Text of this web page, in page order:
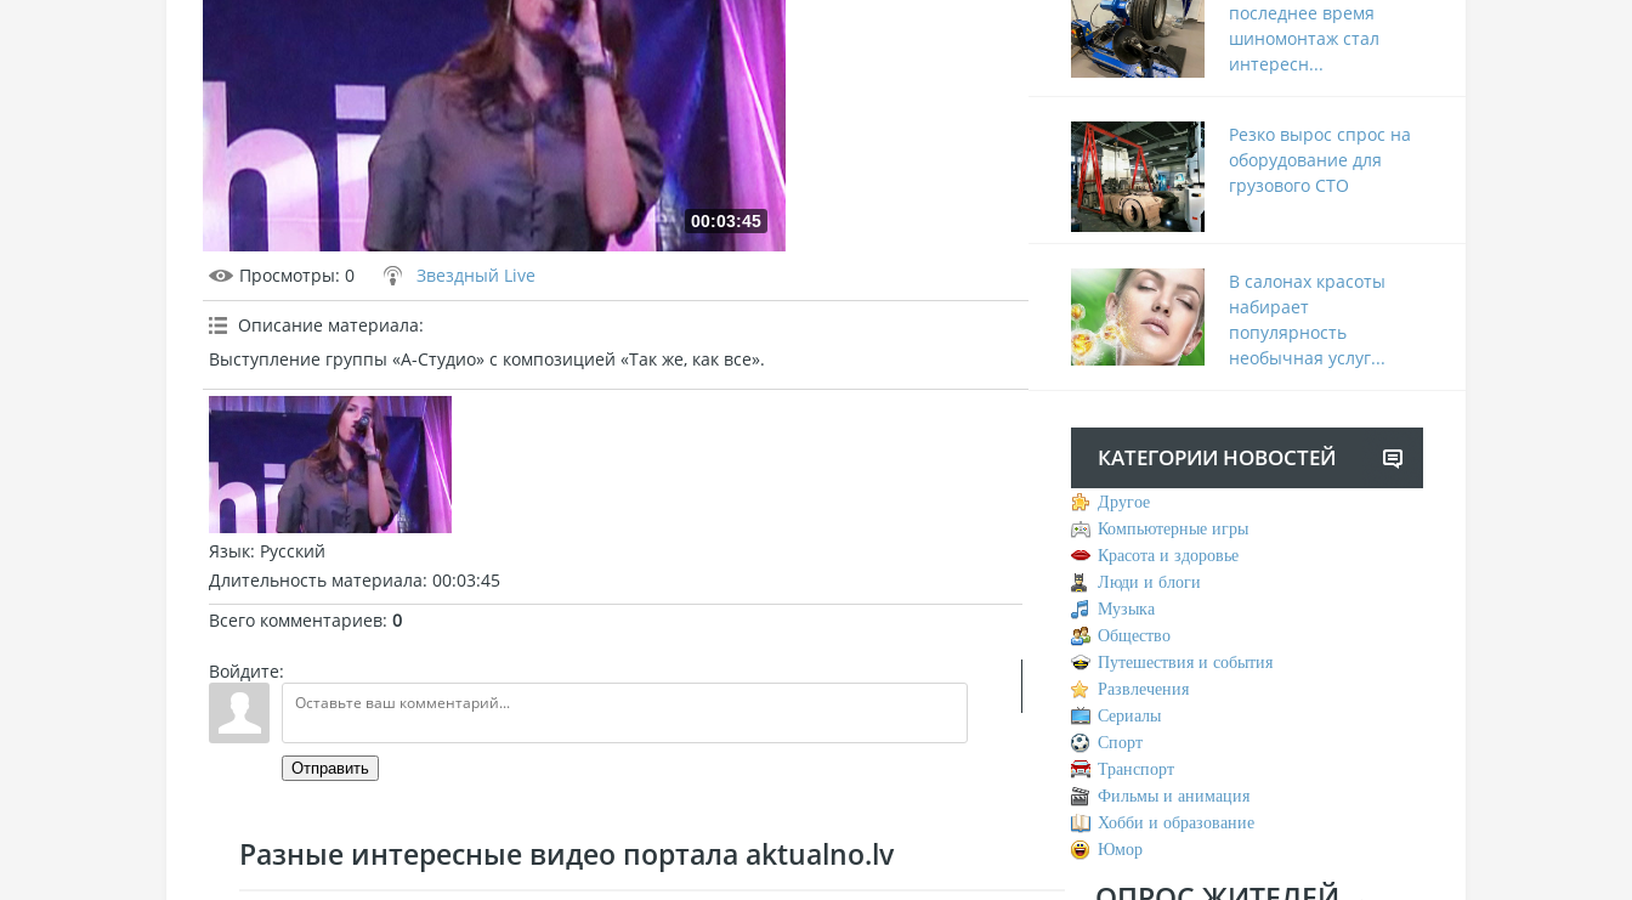
00:03:45
Просмотры: 0 Звездный Live
Описание материала:
Выступление группы «А-Cтудио» с композицией «Так же, как все».
Язык: Русский
Длительность материала: 00:03:45
Всего комментариев: 0
Войдите:
Отправить
Разные интересные видео портала aktualno.lv
последнее время
шиномонтаж стал
интересн...
Резко вырос спрос на
оборудование для
грузового СТО
В салонах красоты
набирает
популярность
необычная услуг...
КАТЕГОРИИ НОВОСТЕЙ
Другое
Компьютерные игры
Красота и здоровье
Люди и блоги
Музыка
Общество
Путешествия и события
Развлечения
Сериалы
Спорт
Транспорт
Фильмы и анимация
Хобби и образование
Юмор